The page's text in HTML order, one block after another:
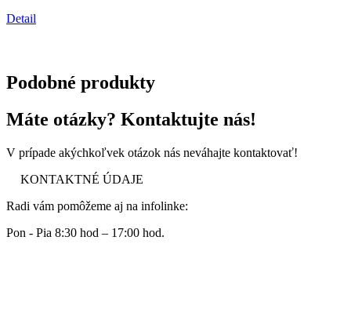
Detail
Podobné produkty
Máte otázky? Kontaktujte nás!
V prípade akýchkoľvek otázok nás neváhajte kontaktovať!
KONTAKTNÉ ÚDAJE
Radi vám pomôžeme aj na infolinke:
Pon - Pia 8:30 hod – 17:00 hod.